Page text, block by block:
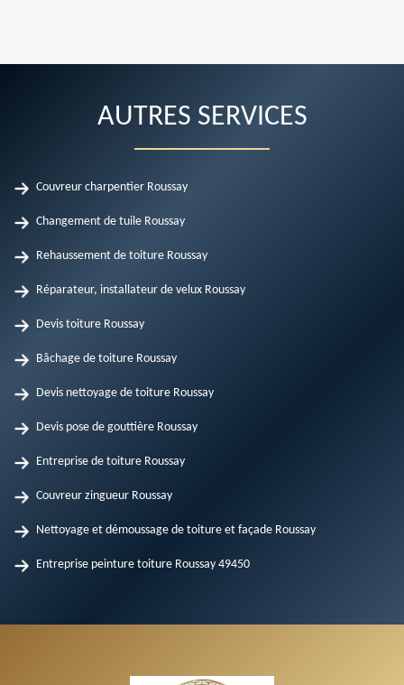
AUTRES SERVICES
Couvreur charpentier Roussay
Changement de tuile Roussay
Rehaussement de toiture Roussay
Réparateur, installateur de velux Roussay
Devis toiture Roussay
Bâchage de toiture Roussay
Devis nettoyage de toiture Roussay
Devis pose de gouttière Roussay
Entreprise de toiture Roussay
Couvreur zingueur Roussay
Nettoyage et démoussage de toiture et façade Roussay
Entreprise peinture toiture Roussay 49450